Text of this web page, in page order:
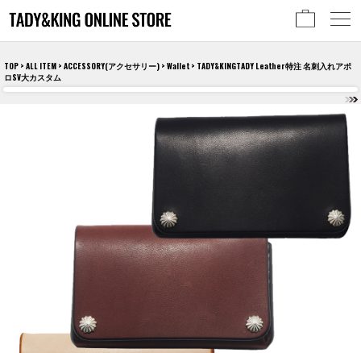
TOP > ALL ITEM > ACCESSORY(アクセサリー) > Wallet > TADY&KINGTADY Leather特注 名刺入れアポ
ロSV大カスタム